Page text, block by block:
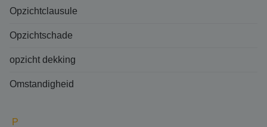
Opzichtclausule
Opzichtschade
opzicht dekking
Omstandigheid
P